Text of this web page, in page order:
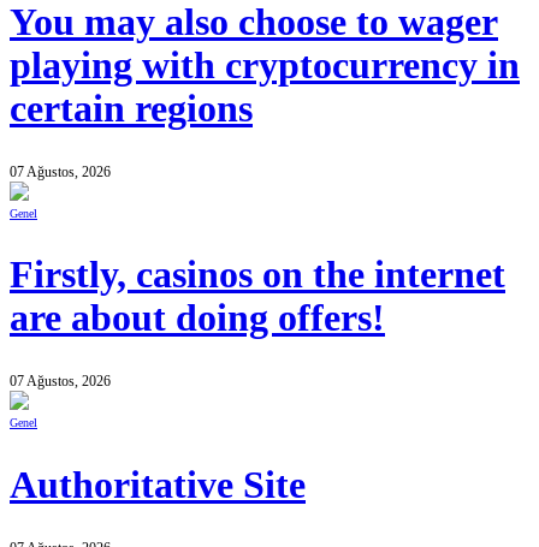
You may also choose to wager
playing with cryptocurrency in
certain regions
07 Ağustos, 2026
Genel
Firstly, casinos on the internet
are about doing offers!
07 Ağustos, 2026
Genel
Authoritative Site